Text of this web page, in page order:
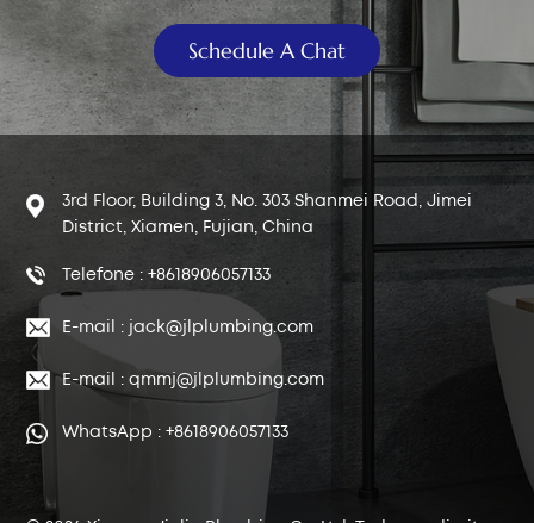
Schedule A Chat
3rd Floor, Building 3, No. 303 Shanmei Road, Jimei
District, Xiamen, Fujian, China
Telefone : +8618906057133
E-mail : jack@jlplumbing.com
E-mail : qmmj@jlplumbing.com
WhatsApp : +8618906057133